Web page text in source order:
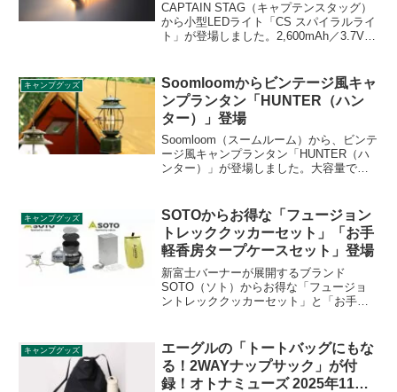
CAPTAIN STAG（キャプテンスタッグ）
から小型LEDライト「CS スパイラルライ
ト」が登場しました。2,600mAh／3.7Vバ
階、ハンドライトの明るさは2段階調光で
きます。詳細をレビューします。
キャンプグッズ
Soomloomからビンテージ風キャ
ンプランタン「HUNTER（ハン
ター）」登場
Soomloom（スームルーム）から、ビンテ
ージ風キャンプランタン「HUNTER（ハ
ンター）」が登場しました。大容量で交
ます。連続点灯時間はハイパワーで18時
間、ローパワーで260時間までです。詳細
をレビューします。
キャンプグッズ
SOTOからお得な「フュージョン
トレッククッカーセット」「お手
軽香房タープケースセット」登場
新富士バーナーが展開するブランド
SOTO（ソト）からお得な「フュージョ
ントレッククッカーセット」と「お手軽
設定となっています。詳細をレビューし
ます。
キャンプグッズ
エーグルの「トートバッグにもな
る！2WAYナップサック」が付
録！オトナミューズ 2025年11月